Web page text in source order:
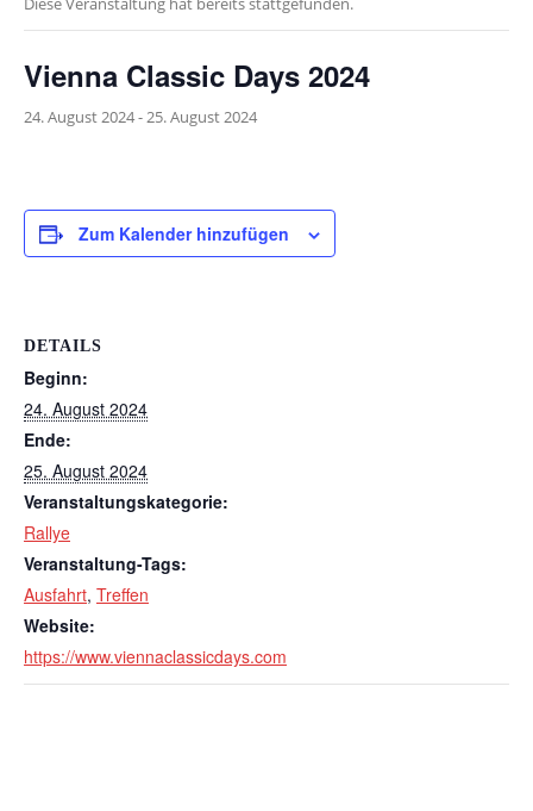
Vienna Classic Days 2024
24. August 2024-25. August 2024
Zum Kalender hinzufügen
DETAILS
Beginn:
24. August 2024
Ende:
25. August 2024
Veranstaltungskategorie:
Rallye
Veranstaltung-Tags:
Ausfahrt, Treffen
Website:
https://www.viennaclassicdays.com